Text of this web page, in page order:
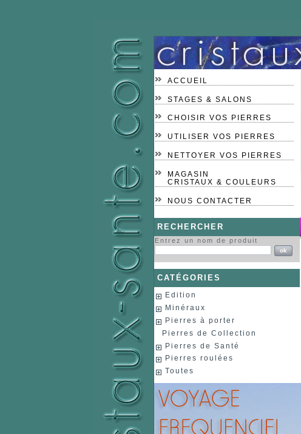
ACCUEIL
STAGES & SALONS
CHOISIR VOS PIERRES
UTILISER VOS PIERRES
NETTOYER VOS PIERRES
MAGASIN
CRISTAUX & COULEURS
NOUS CONTACTER
RECHERCHER
Entrez un nom de produit
CATÉGORIES
Edition
Minéraux
Pierres à porter
Pierres de Collection
Pierres de Santé
Pierres roulées
Toutes